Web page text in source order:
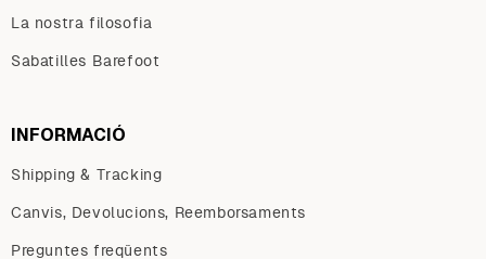
La nostra filosofia
Sabatilles Barefoot
INFORMACIÓ
Shipping & Tracking
Canvis, Devolucions, Reemborsaments
Preguntes freqüents